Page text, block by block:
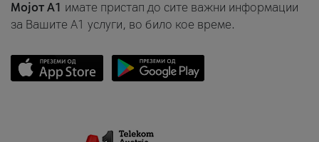
Мојот A1 имате пристап до сите важни информации
за Вашите A1 услуги, во било кое време.